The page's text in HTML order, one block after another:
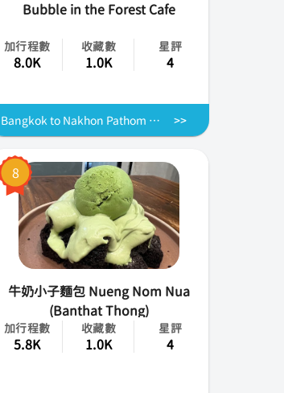
Bubble in the Forest Cafe
加行程數
8.0K
收藏數
1.0K
星評
4
Bangkok to Nakhon Pathom Day Tour: Phra Pathom Chedi, Bubble Forest & Local Seafood Market
8
牛奶小子麵包 Nueng Nom Nua
(Banthat Thong)
加行程數
5.8K
收藏數
1.0K
星評
4